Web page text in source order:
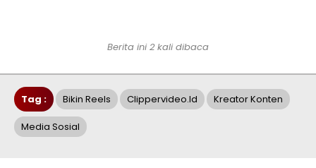
Berita ini 2 kali dibaca
Tag : Bikin Reels Clippervideo.id Kreator Konten
Media Sosial